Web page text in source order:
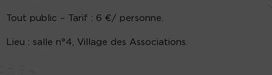
Tout public – Tarif : 6 €/ personne.
Lieu : salle n°4, Village des Associations.